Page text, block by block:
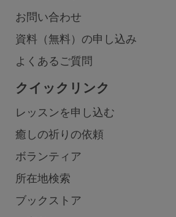
お問い合わせ
資料（無料）の申し込み
よくあるご質問
クイックリンク
レッスンを申し込む
癒しの祈りの依頼
ボランティア
所在地検索
ブックストア